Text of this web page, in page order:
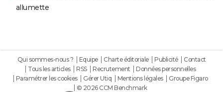
allumette
Qui sommes-nous ? Equipe Charte éditoriale Publicité
Contact
Tous les articles
RSS Recrutement
Données personnelles
Paramétrer les cookies
Gérer Utiq Mentions légales
Groupe Figaro
© 2026 CCM Benchmark